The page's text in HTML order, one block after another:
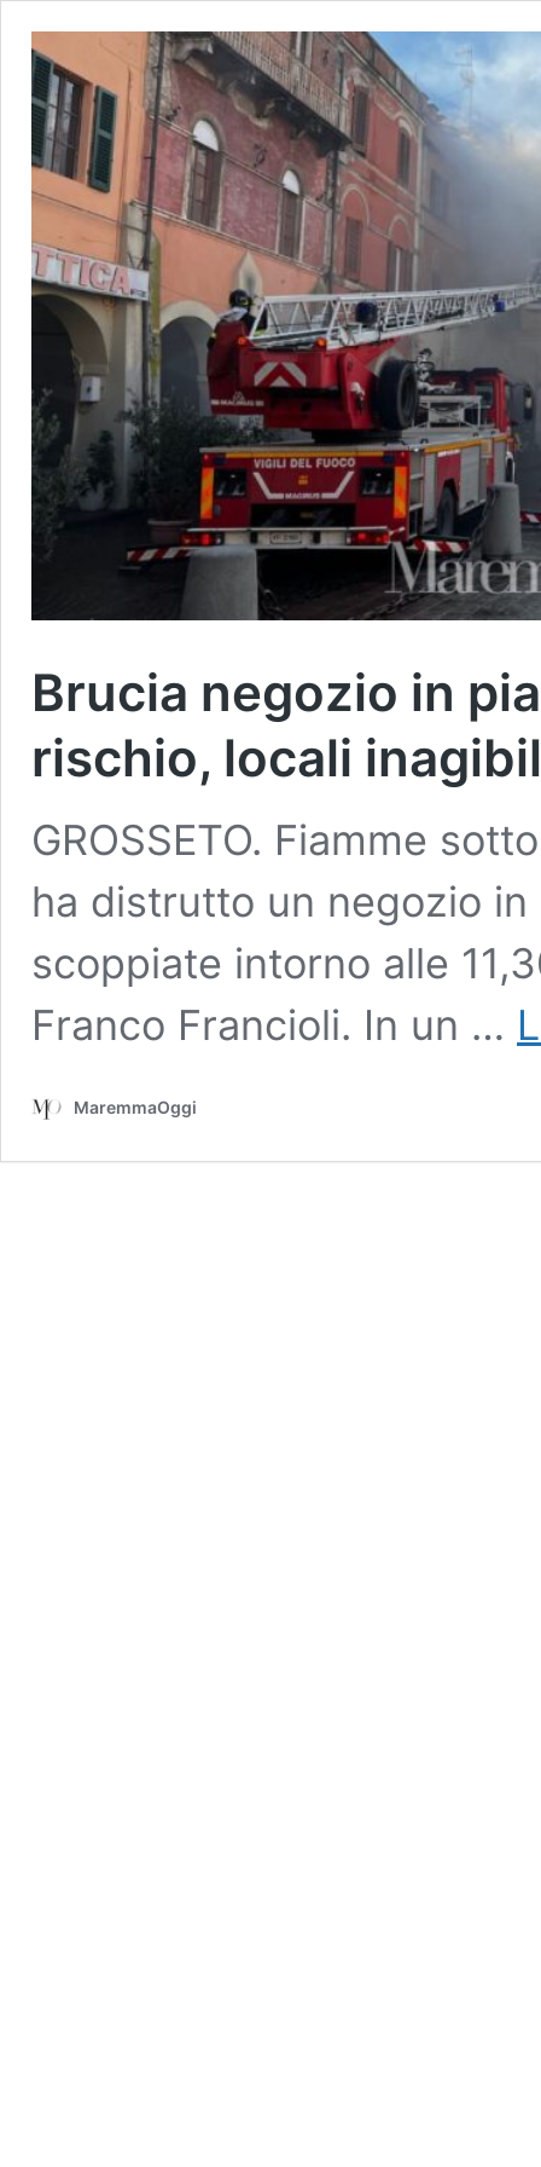
Brucia negozio in
rischio, locali
GROSSETO. Fiamme
ha distrutto un negozio
scoppiate intorno alle
Franco Francioli. In un …
MaremmaOggi